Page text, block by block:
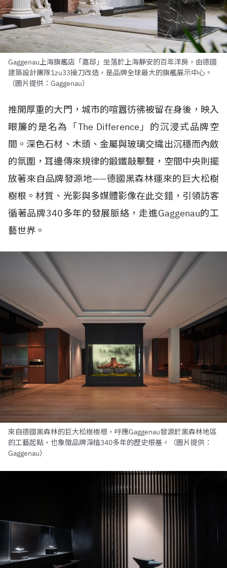
Gaggenau上海旗艦店「嘉邸」坐落於上海靜安的百年洋房，由德國
建築設計團隊1zu33操刀改造，是品牌全球最大的旗艦展示中心。
（圖片提供：Gaggenau）
推開厚重的大門，城市的喧囂彷彿被留在身後，映入
眼簾的是名為「The Difference」的沉浸式品牌空
間。深色石材、木頭、金屬與玻璃交織出沉穩而內斂
的氛圍，耳邊傳來規律的鍛鐵敲擊聲，空間中央則擺
放著來自品牌發源地——德國黑森林運來的巨大松樹
樹根。材質、光影與多媒體影像在此交錯，引領訪客
循著品牌340多年的發展脈絡，走進Gaggenau的工
藝世界。
來自德國黑森林的巨大松樹樹根，呼應Gaggenau發源於黑森林地區
的工藝起點，也象徵品牌深植340多年的歷史根基。（圖片提供：
Gaggenau）